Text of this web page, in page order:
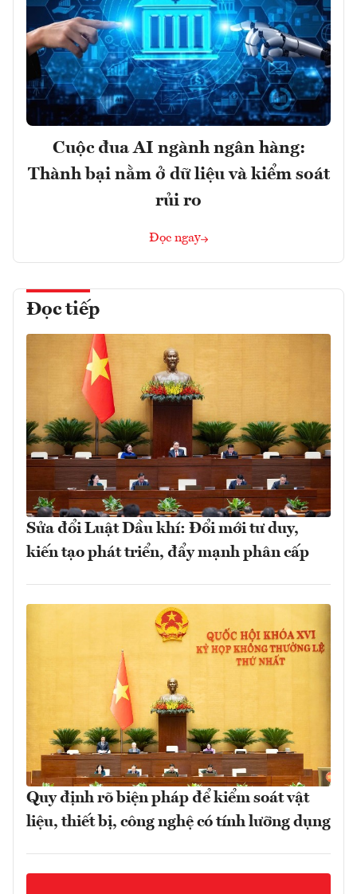
Cuộc đua AI ngành ngân hàng:
Thành bại nằm ở dữ liệu và kiểm soát
rủi ro
Đọc ngay
Đọc tiếp
Sửa đổi Luật Dầu khí: Đổi mới tư duy,
kiến tạo phát triển, đẩy mạnh phân cấp
Quy định rõ biện pháp để kiểm soát vật
liệu, thiết bị, công nghệ có tính lưỡng dụng